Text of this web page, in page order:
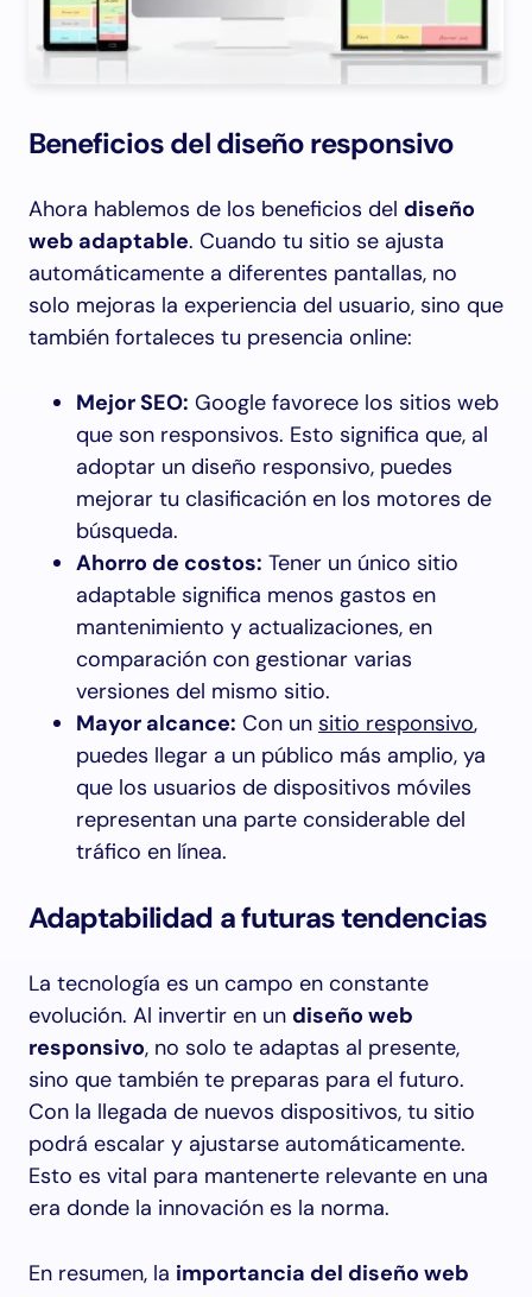
Beneficios del diseño responsivo
Ahora hablemos de los beneficios del diseño
web adaptable. Cuando tu sitio se ajusta
automáticamente a diferentes pantallas, no
solo mejoras la experiencia del usuario, sino que
también fortaleces tu presencia online:
Mejor SEO: Google favorece los sitios web
que son responsivos. Esto significa que, al
adoptar un diseño responsivo, puedes
mejorar tu clasificación en los motores de
búsqueda.
Ahorro de costos: Tener un único sitio
adaptable significa menos gastos en
mantenimiento y actualizaciones, en
comparación con gestionar varias
versiones del mismo sitio.
Mayor alcance: Con un sitio responsivo,
puedes llegar a un público más amplio, ya
que los usuarios de dispositivos móviles
representan una parte considerable del
tráfico en línea.
Adaptabilidad a futuras tendencias
La tecnología es un campo en constante
evolución. Al invertir en un diseño web
responsivo, no solo te adaptas al presente,
sino que también te preparas para el futuro.
Con la llegada de nuevos dispositivos, tu sitio
podrá escalar y ajustarse automáticamente.
Esto es vital para mantenerte relevante en una
era donde la innovación es la norma.
En resumen, la importancia del diseño web